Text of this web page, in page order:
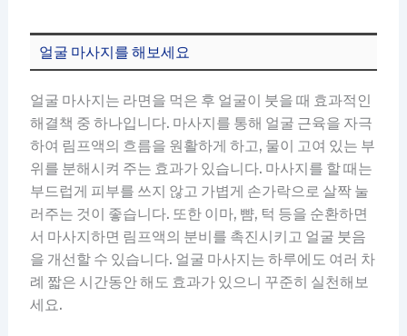
얼굴 마사지를 해보세요
얼굴 마사지는 라면을 먹은 후 얼굴이 붓을 때 효과적인
해결책 중 하나입니다. 마사지를 통해 얼굴 근육을 자극
하여 림프액의 흐름을 원활하게 하고, 물이 고여 있는 부
위를 분해시켜 주는 효과가 있습니다. 마사지를 할 때는
부드럽게 피부를 쓰지 않고 가볍게 손가락으로 살짝 눌
러주는 것이 좋습니다. 또한 이마, 뺨, 턱 등을 순환하면
서 마사지하면 림프액의 분비를 촉진시키고 얼굴 붓음
을 개선할 수 있습니다. 얼굴 마사지는 하루에도 여러 차
례 짧은 시간동안 해도 효과가 있으니 꾸준히 실천해보
세요.